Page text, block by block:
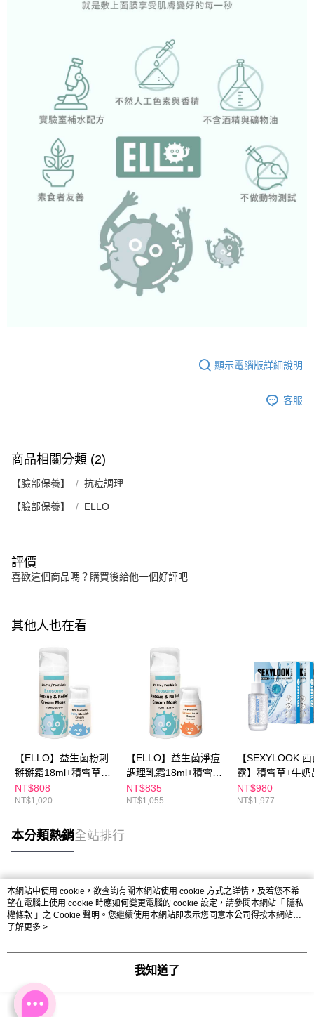
顯示電腦版詳細說明
客服
商品相關分類 (2)
【臉部保養】 抗痘調理
【臉部保養】 ELLO
評價
喜歡這個商品嗎？購買後給他一個好評吧
其他人也在看
【ELLO】益生菌粉刺
掰掰霜18ml+積雪草胞
外體高效修復舒緩面膜
泥110ml
NT$808
NT$1,020
【ELLO】益生菌淨痘
調理乳霜18ml+積雪草
胞外體高效修復舒緩面
膜泥110ml
NT$835
NT$1,055
【SEXYLOOK
露】積雪草+牛奶
外泌體修護精華
35ml+積雪草+牛
NT$980
NT$1,977
本分類熱銷全站排行
熱門標籤
本網站中使用 cookie，欲查詢有關本網站使用 cookie 方式之詳情，及若您不希
望在電腦上使用 cookie 時應如何變更電腦的 cookie 設定，請參閱本網站「 隱私
權條款 」之 Cookie 聲明。您繼續使用本網站即表示您同意本公司得按本網站使
用條款之 Cookie 聲明使用 cookie。
了解更多 >
我知道了